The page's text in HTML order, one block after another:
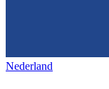
Nederland